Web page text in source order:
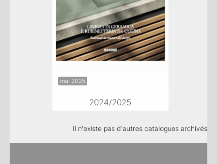
mai 2025
2024/2025
Il n'existe pas d'autres catalogues archivés